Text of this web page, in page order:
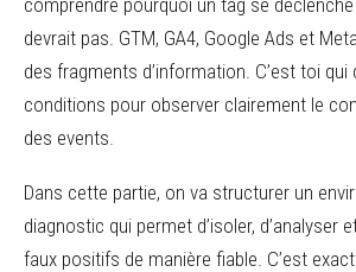
comprendre pourquoi un tag se déclenche
devrait pas. GTM, GA4, Google Ads et
des fragments d’information. C’est toi qui
conditions pour observer clairement le
des events.
Dans cette partie, on va structurer un
diagnostic qui permet d’isoler, d’analyser
faux positifs de manière fiable. C’est